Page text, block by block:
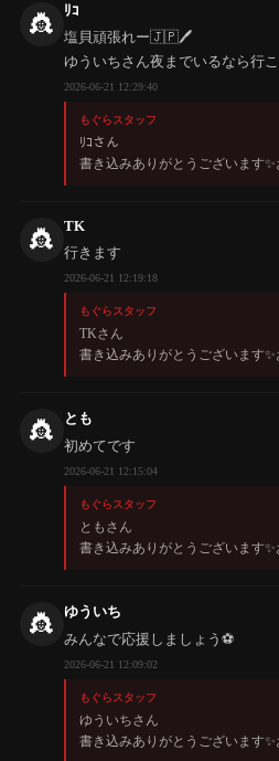
👸
ﾘｺ
塩貝頑張れー🇯🇵🖊️
ゆういちさん夜までいるなら行
2026-06-21 12:29:40
もぐらスタッフ
ﾘｺさん
書き込みありがとうございます
👸
TK
行きます
2026-06-21 12:19:18
もぐらスタッフ
TKさん
書き込みありがとうございます
👸
とも
初めてです
2026-06-21 12:15:04
もぐらスタッフ
ともさん
書き込みありがとうございます
👸
ゆういち
みんなで応援しましょう⚽️
2026-06-21 12:09:02
もぐらスタッフ
ゆういちさん
書き込みありがとうございます